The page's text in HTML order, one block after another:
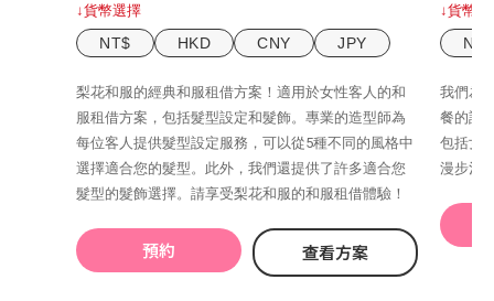
↓貨幣選擇
NT$ HKD CNY JPY
梨花和服的經典和服租借方案！適用於女性客人的和
服租借方案，包括髮型設定和髮飾。專業的造型師為
每位客人提供髮型設定服務，可以從5種不同的風格中
選擇適合您的髮型。此外，我們還提供了許多適合您
髮型的髮飾選擇。請享受梨花和服的和服租借體驗！
預約 查看方案
↓貨幣選
NT$
我們為
餐的話
包括女
漫步淺